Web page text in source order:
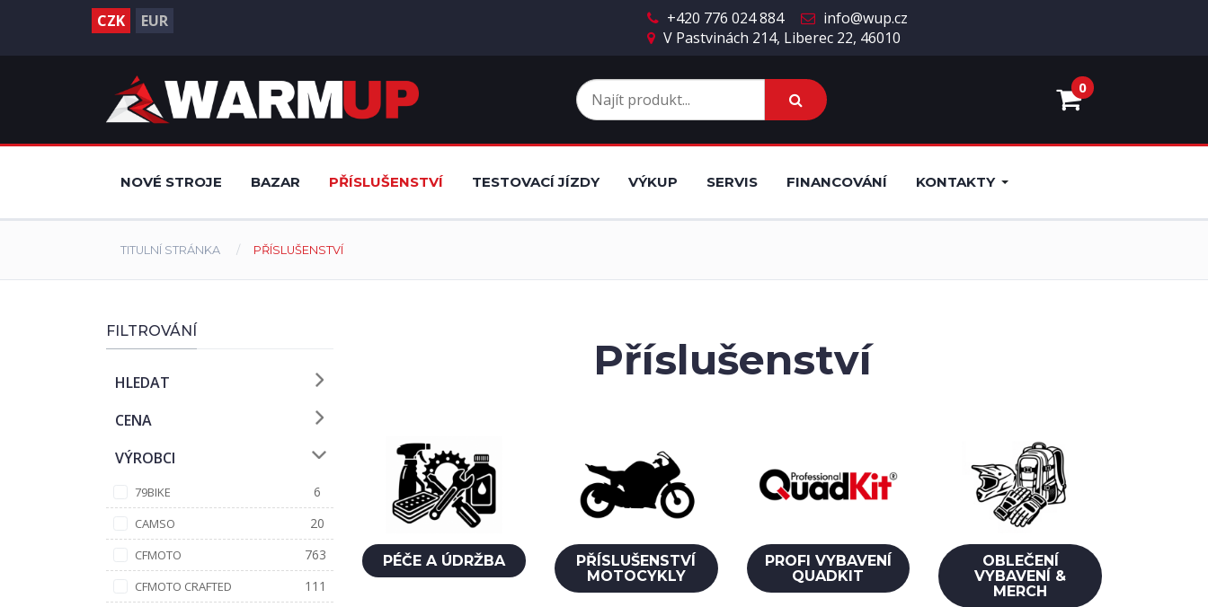
CZK EUR +420 776 024 884
info@wup.cz
V Pastvinách 214, Liberec 22, 46010
0
NOVÉ STROJE BAZAR PŘÍSLUŠENSTVÍ TESTOVACÍ JÍZDY VÝKUP SERVIS FINANCOVÁNÍ KONTAKTY
TITULNÍ STRÁNKA PŘÍSLUŠENSTVÍ
Příslušenství
PÉČE A ÚDRŽBA
PŘÍSLUŠENSTVÍ
MOTOCYKLY
PROFI VYBAVENÍ
QUADKIT
OBLEČENÍ
VYBAVENÍ &
MERCH
FILTROVÁNÍ
HLEDAT
CENA
VÝROBCI
79BIKE 6
CAMSO 20
CFMOTO 763
CFMOTO CRAFTED 111